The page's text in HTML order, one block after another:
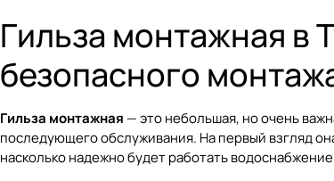
Гильза монтажная в
безопасного
Гильза монтажная — это небольшая, но очень
последующего обслуживания. На первый взгляд
насколько надежно будет работать